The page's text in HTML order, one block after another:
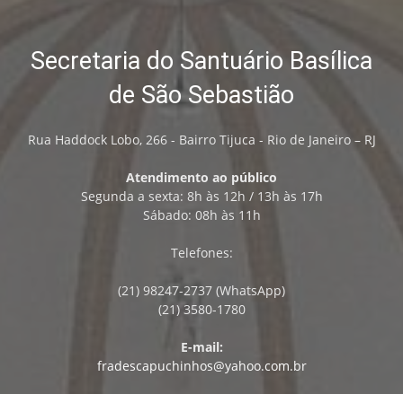
Secretaria do Santuário Basílica
de São Sebastião
Rua Haddock Lobo, 266 - Bairro Tijuca - Rio de Janeiro – RJ
Atendimento ao público
Segunda a sexta: 8h às 12h / 13h às 17h
Sábado: 08h às 11h
Telefones:
(21) 98247-2737 (WhatsApp)
(21) 3580-1780
E-mail:
fradescapuchinhos@yahoo.com.br